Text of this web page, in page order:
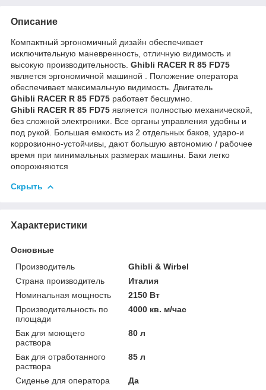
Описание
Компактный эргономичный дизайн обеспечивает
исключительную маневренность, отличную видимость и
высокую производительность. Ghibli RACER R 85 FD75
является эргономичной машиной . Положение оператора
обеспечивает максимальную видимость. Двигатель
Ghibli RACER R 85 FD75 работает бесшумнo.
Ghibli RACER R 85 FD75 является полностью механической,
без сложной электроники. Все органы управления удобны и
под рукой. Большая емкость из 2 отдельных баков, ударо-и
коррозионно-устойчивы, дают большую автономию / рабочее
время при минимальных размерах машины. Баки легко
опорожняются
Скрыть
Характеристики
Основные
Производитель
Ghibli & Wirbel
Страна производитель
Италия
Номинальная мощность
2150 Вт
Производительность по
площади
4000 кв. м/час
Бак для моющего
раствора
80 л
Бак для отработанного
раствора
85 л
Сиденье для оператора
Да